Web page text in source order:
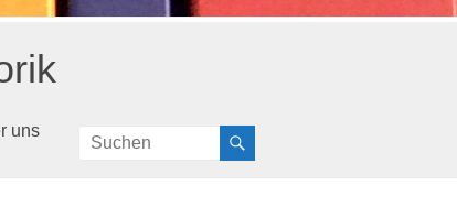
uns